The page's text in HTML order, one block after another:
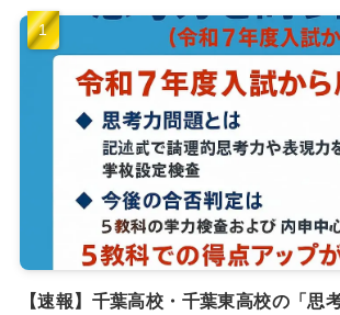
【速報】千葉高校・千葉東高校の「思